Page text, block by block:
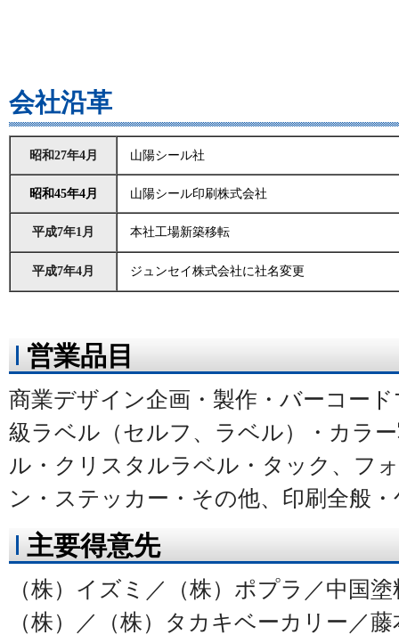
会社沿革
昭和27年4月 山陽シール社
昭和45年4月 山陽シール印刷株式会社
平成7年1月 本社工場新築移転
平成7年4月 ジュンセイ株式会社に社名変更
営業品目
商業デザイン企画・製作・バーコー
級ラベル（セルフ、ラベル）・カラ
ル・クリスタルラベル・タック、フ
ン・ステッカー・その他、印刷全般
主要得意先
（株）イズミ／（株）ポプラ／中国
（株）／（株）タカキベーカリー／